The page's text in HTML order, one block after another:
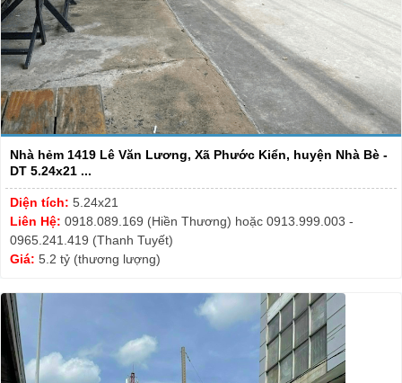
Nhà hẻm 1419 Lê Văn Lương, Xã Phước Kiển, huyện Nhà Bè -
DT 5.24x21 ...
Diện tích: 5.24x21
Liên Hệ: 0918.089.169 (Hiền Thương) hoặc 0913.999.003 -
0965.241.419 (Thanh Tuyết)
Giá: 5.2 tỷ (thương lượng)